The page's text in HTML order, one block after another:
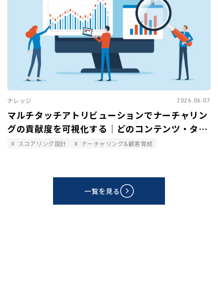
ナレッジ 2026.06.07
マルチタッチアトリビューションでナーチャリン
グの貢献度を可視化する｜どのコンテンツ・タッ
チポイントが商談化に寄与したか
スコアリング設計 ナーチャリング&顧客育成
一覧を見る